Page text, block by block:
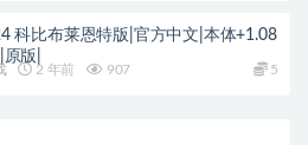
科比布莱恩特版|官方中文|本体+1.08
版|
2 年前 907 5